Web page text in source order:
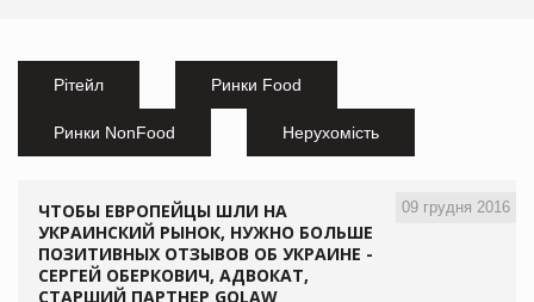
Рітейл Ринки Food
Ринки NonFood Нерухомість
09 грудня 2016
ЧТОБЫ ЕВРОПЕЙЦЫ ШЛИ НА
УКРАИНСКИЙ РЫНОК, НУЖНО БОЛЬШЕ
ПОЗИТИВНЫХ ОТЗЫВОВ ОБ УКРАИНЕ -
СЕРГЕЙ ОБЕРКОВИЧ, АДВОКАТ,
СТАРШИЙ ПАРТНЕР GOLAW